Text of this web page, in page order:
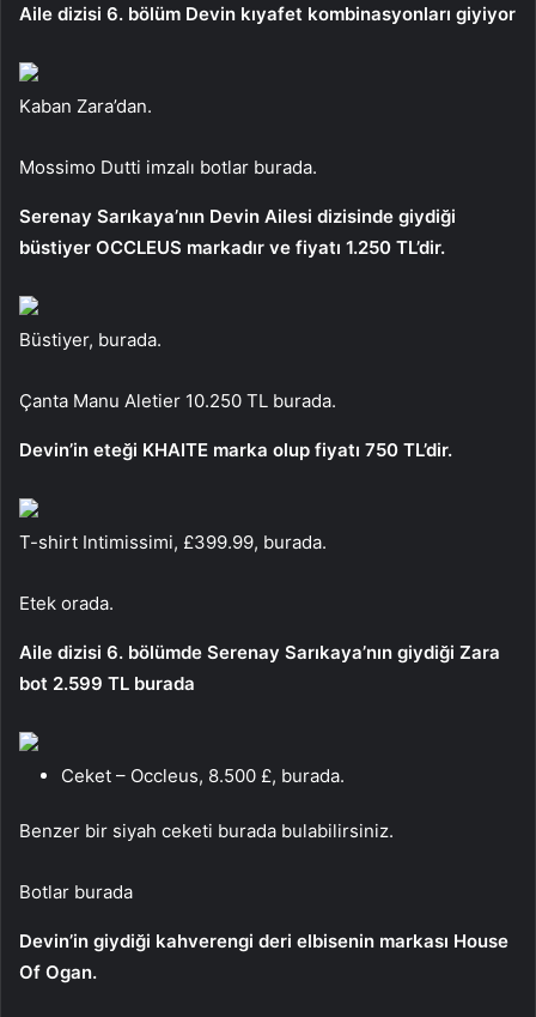
Aile dizisi 6. bölüm Devin kıyafet kombinasyonları giyiyor
Kaban Zara’dan.
Mossimo Dutti imzalı botlar burada.
Serenay Sarıkaya’nın Devin Ailesi dizisinde giydiği
büstiyer OCCLEUS markadır ve fiyatı 1.250 TL’dir.
Büstiyer, burada.
Çanta Manu Aletier 10.250 TL burada.
Devin’in eteği KHAITE marka olup fiyatı 750 TL’dir.
T-shirt Intimissimi, £399.99, burada.
Etek orada.
Aile dizisi 6. bölümde Serenay Sarıkaya’nın giydiği Zara
bot 2.599 TL burada
Ceket – Occleus, 8.500 £, burada.
Benzer bir siyah ceketi burada bulabilirsiniz.
Botlar burada
Devin’in giydiği kahverengi deri elbisenin markası House
Of Ogan.